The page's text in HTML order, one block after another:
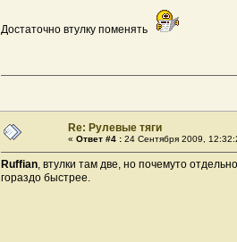
Достаточно втулку поменять
Re: Рулевые тяги
« Ответ #4 : 24 Сентября 2009,
Ruffian, втулки там две, но почемуто
гораздо быстрее.